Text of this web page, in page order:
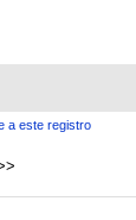
a este registro